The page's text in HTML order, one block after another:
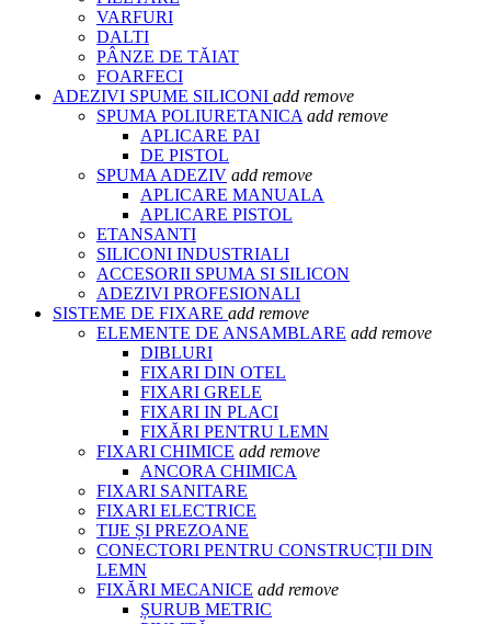
VARFURI
DALTI
PÂNZE DE TĂIAT
FOARFECI
ADEZIVI SPUME SILICONI add remove
SPUMA POLIURETANICA add remove
APLICARE PAI
DE PISTOL
SPUMA ADEZIV add remove
APLICARE MANUALA
APLICARE PISTOL
ETANSANTI
SILICONI INDUSTRIALI
ACCESORII SPUMA SI SILICON
ADEZIVI PROFESIONALI
SISTEME DE FIXARE add remove
ELEMENTE DE ANSAMBLARE add remove
DIBLURI
FIXARI DIN OTEL
FIXARI GRELE
FIXARI IN PLACI
FIXĂRI PENTRU LEMN
FIXARI CHIMICE add remove
ANCORA CHIMICA
FIXARI SANITARE
FIXARI ELECTRICE
TIJE ȘI PREZOANE
CONECTORI PENTRU CONSTRUCȚII DIN
LEMN
FIXĂRI MECANICE add remove
ȘURUB METRIC